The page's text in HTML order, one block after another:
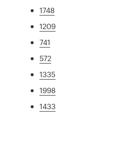
1748
1209
741
572
1335
1998
1433